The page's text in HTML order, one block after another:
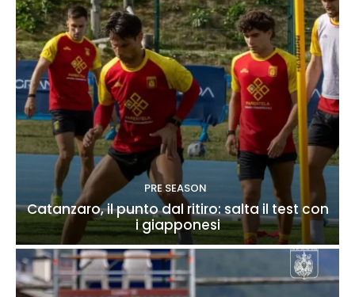
PRE SEASON
Catanzaro, il punto dal ritiro: salta il test con
i giapponesi